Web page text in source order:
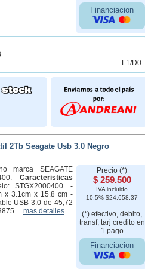
Financiacion
L1/D0
2Tb Seagate Usb 3.0 Negro
marca SEAGATE
Caracteristicas
STGX2000400. -
x 3.1cm x 15.8 cm -
USB 3.0 de 45,72
... mas detalles
Precio (*)
$ 259.500
IVA incluido
10,5% $24.658,37
(*) efectivo, debito,
transf, tarj credito en
1 pago
Financiacion